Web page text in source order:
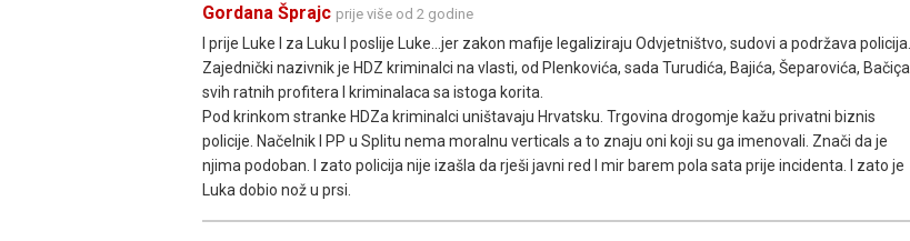
Gordana Šprajc prije više od 2 godine
I prije Luke I za Luku I poslije Luke...jer zakon mafije legaliziraju Odvjetništvo, sudovi a podržava policija.
Zajednički nazivnik je HDZ kriminalci na vlasti, od Plenkovića, sada Turudića, Bajića, Šeparovića, Bačiça I
svih ratnih profitera I kriminalaca sa istoga korita.
Pod krinkom stranke HDZa kriminalci uništavaju Hrvatsku. Trgovina drogomje kažu privatni biznis
policije. Načelnik I PP u Splitu nema moralnu verticals a to znaju oni koji su ga imenovali. Znači da je
njima podoban. I zato policija nije izašla da rješi javni red I mir barem pola sata prije incidenta. I zato je
Luka dobio nož u prsi.